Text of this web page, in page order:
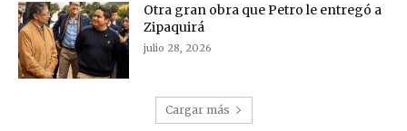
Otra gran obra que Petro le entregó a
Zipaquirá
julio 28, 2026
Cargar más